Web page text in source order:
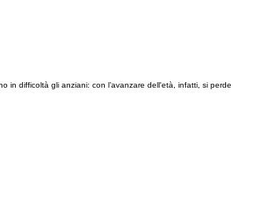
in difficoltà gli anziani: con l’avanzare dell'età, infatti, si perde